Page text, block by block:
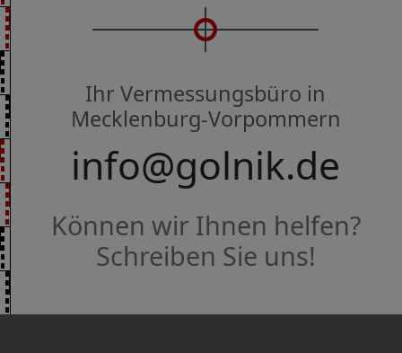
Ihr Vermessungsbüro in
Mecklenburg-Vorpommern
info@golnik.de
Können wir Ihnen helfen?
Schreiben Sie uns!